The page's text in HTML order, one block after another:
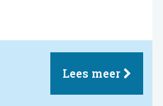
Lees meer